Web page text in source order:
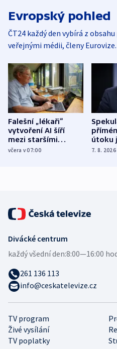
Evropský pohled
ČT24 každý den vybírá z
veřejnými médii, členy Eurovize.
Falešní „lékaři“
vytvoření AI šíří
mezi staršími
Poláky nebezpečné
včera v 07:00
útoku
míní
7. 8. 2026
TV program
Živé vysílání
TV poplatky
Divácké centrum
každý všední den:8:00—16:00
261 136 113
info@ceskatelevize.cz